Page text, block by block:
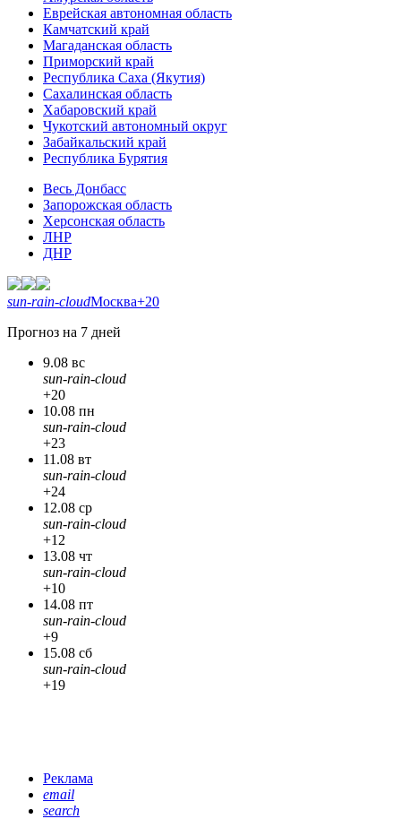
Еврейская автономная область
Камчатский край
Магаданская область
Приморский край
Республика Саха (Якутия)
Сахалинская область
Хабаровский край
Чукотский автономный округ
Забайкальский край
Республика Бурятия
Весь Донбасс
Запорожская область
Херсонская область
ЛНР
ДНР
sun-rain-cloudМосква+20
Прогноз на 7 дней
9.08 вс
sun-rain-cloud
+20
10.08 пн
sun-rain-cloud
+23
11.08 вт
sun-rain-cloud
+24
12.08 ср
sun-rain-cloud
+12
13.08 чт
sun-rain-cloud
+10
14.08 пт
sun-rain-cloud
+9
15.08 сб
sun-rain-cloud
+19
Реклама
email
search